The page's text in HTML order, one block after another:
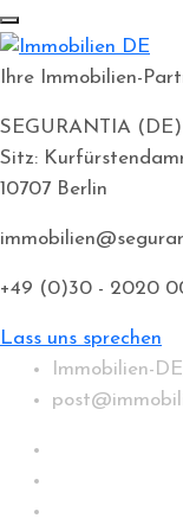
Ihre Immobilien-
SEGURANTIA
Sitz:
10707 Berlin
+49 (0)30 - 2020
Lass uns sprechen
Immobilien-